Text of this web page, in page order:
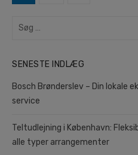
til
indlæg
Search
SENESTE INDLÆG
Bosch Brønderslev – Din
service
Teltudlejning i København:
alle typer arrangementer